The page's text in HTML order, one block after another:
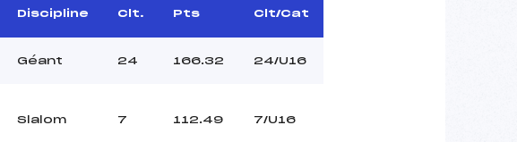
Discipline Clt. Pts Clt/Cat
Géant 24 166.32 24/U16
Slalom 7 112.49 7/U16